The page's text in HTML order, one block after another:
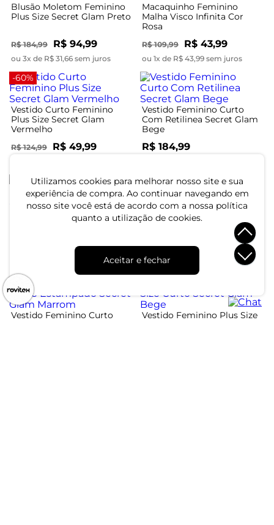
Utilizamos cookies para melhorar nosso site e sua
experiência de compra. Ao continuar navegando em
nosso site você está de acordo com a nossa política
quanto a utilização de cookies.
Aceitar e fechar
Blusão Moletom Feminino
Plus Size Secret Glam Preto
R$ 184,99 R$ 94,99
ou 3x de R$ 31,66 sem juros
Macaquinho Feminino
Malha Visco Infinita Cor
Rosa
R$ 109,99 R$ 43,99
ou 1x de R$ 43,99 sem juros
-60%
Vestido Curto Feminino
Plus Size Secret Glam
Vermelho
R$ 124,99 R$ 49,99
Vestido Feminino Curto
Com Retilinea Secret Glam
Bege
R$ 184,99
Conjunto Feminino Blusa E
Shorts Saia Secret Glam
ou 6x de R$ 34,16 sem juros
-60%
Vestido Feminino Midi Plus
Size Infinita Cor Marrom
R$ 79,99
ou 2x de R$ 39,99 sem juros
Vestido Feminino Curto
Vestido Feminino Plus Size